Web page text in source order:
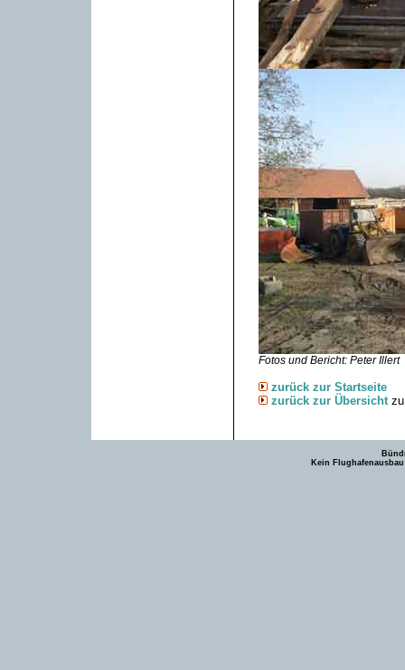
Fotos und Bericht: Peter Illert
zurück zur Startseite
zurück zur Übersicht
Kein